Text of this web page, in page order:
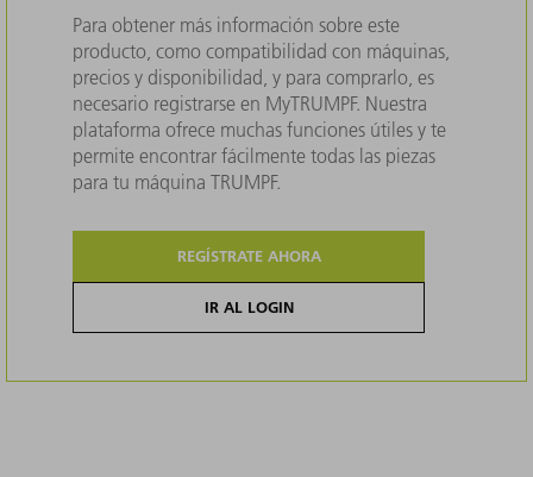
Para obtener más información sobre este
producto, como compatibilidad con máquinas,
precios y disponibilidad, y para comprarlo, es
necesario registrarse en MyTRUMPF. Nuestra
plataforma ofrece muchas funciones útiles y te
permite encontrar fácilmente todas las piezas
para tu máquina TRUMPF.
REGÍSTRATE AHORA
IR AL LOGIN